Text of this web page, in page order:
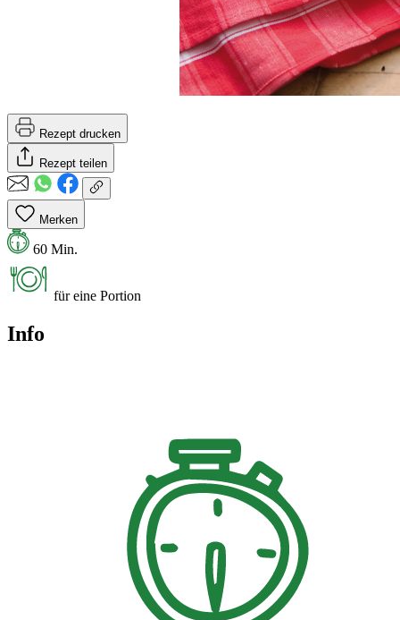
Rezept drucken
Rezept teilen
Merken
60 Min.
für eine Portion
Info